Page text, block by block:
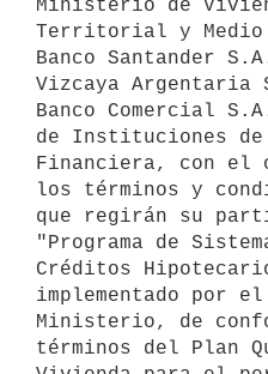
Ministerio de
Territorial y Medio
Banco Santander
Vizcaya Argentaria
Banco Comercial
de Instituciones de
Financiera, con el
los términos y
que regirán su
"Programa de
Créditos
implementado por
Ministerio, de
términos del Plan